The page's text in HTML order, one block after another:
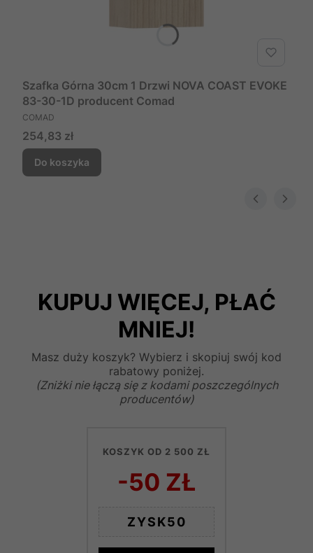
Szafka Górna 30cm 1 Drzwi NOVA COAST EVOKE
83-30-1D producent Comad
PRODUCENT
COMAD
Cena
254,83 zł
Do koszyka
KUPUJ WIĘCEJ, PŁAĆ
MNIEJ!
Masz duży koszyk? Wybierz i skopiuj swój kod
rabatowy poniżej.
(Zniżki nie łączą się z kodami poszczególnych
producentów)
KOSZYK OD 2 500 ZŁ
-50 ZŁ
ZYSK50